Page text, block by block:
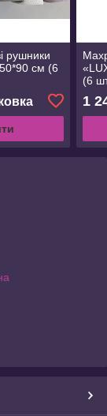
рушники
см (6
(6
1